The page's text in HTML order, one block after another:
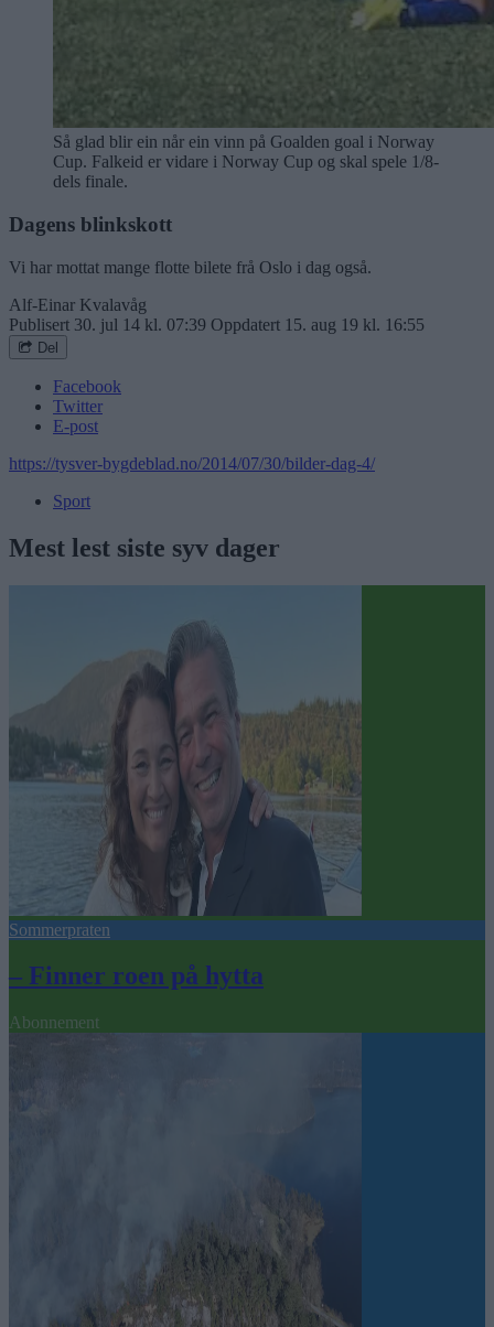
Så glad blir ein når ein vinn på Goalden goal i Norway
Cup. Falkeid er vidare i Norway Cup og skal spele 1/8-
dels finale.
Dagens blinkskott
Vi har mottat mange flotte bilete frå Oslo i dag også.
Alf-Einar Kvalavåg
Publisert 30. jul 14 kl. 07:39 Oppdatert 15. aug 19 kl. 16:55
Del
Facebook
Twitter
E-post
https://tysver-bygdeblad.no/2014/07/30/bilder-dag-4/
Sport
Mest lest siste syv dager
Sommerpraten
– Finner roen på hytta
Abonnement